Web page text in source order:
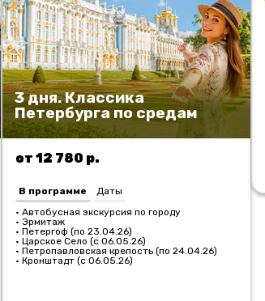
3 дня. Классика
Петербурга по средам
от 12 780 р.
В программе
Даты
• Автобусная экскурсия по городу
• Эрмитаж
• Петергоф (по 23.04.26)
• Царское Село (с 06.05.26)
•Петропавловская крепость (по 24.04.26)
• Кронштадт (с 06.05.26)